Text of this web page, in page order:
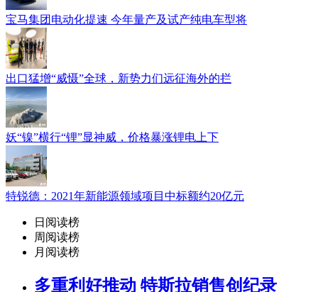
宝马集团电动化提速 今年量产及试产纯电车型将
出口猛增“威慑”全球，新势力们远征海外的拦
妖“镍”横行“锂”显神威，价格暴涨锂电上下
特锐德：2021年新能源领域项目中标额约20亿元
日阅读榜
周阅读榜
月阅读榜
多重利好推动 特斯拉销售创纪录